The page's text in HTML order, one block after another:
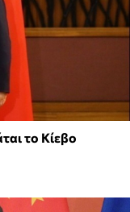
το Κίεβο